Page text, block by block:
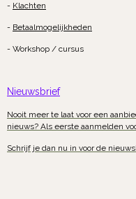
- Klachten
- Betaalmogelijkheden
- Workshop / cursus
Nieuwsbrief
Nooit meer te laat voor een
nieuws? Als eerste aanmelden
Schrijf je dan nu in voor de